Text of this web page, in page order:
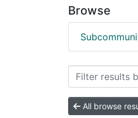
Browse
All browse